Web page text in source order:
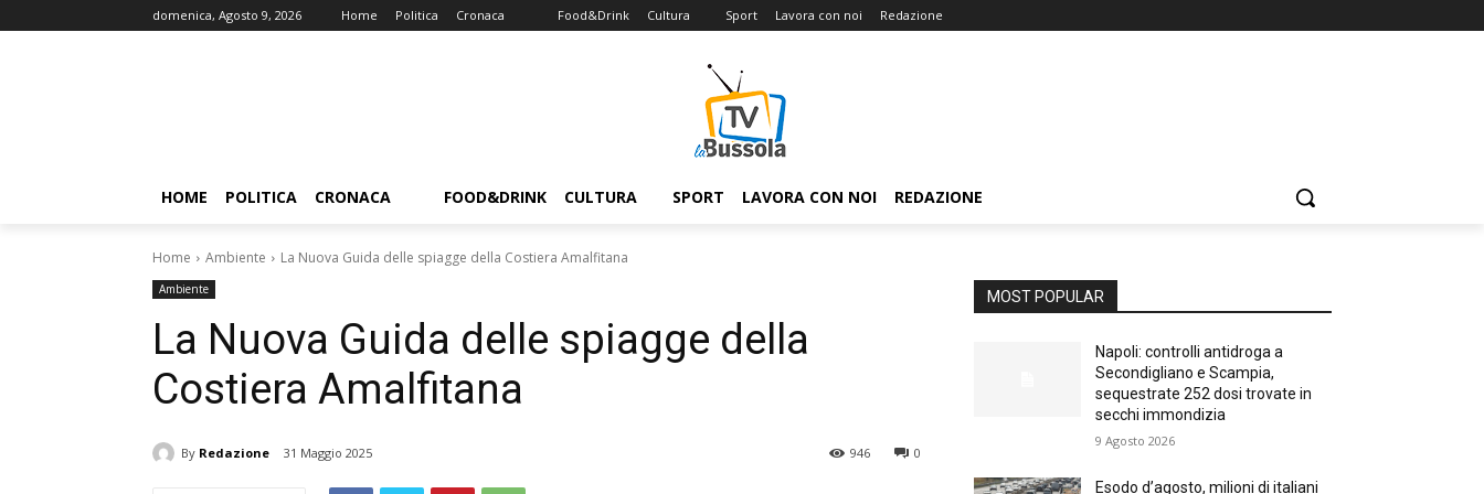
domenica, Agosto 9, 2026 Home Politica Cronaca Food&Drink Cultura Sport Lavora con noi Redazione
HOME POLITICA CRONACA FOOD&DRINK CULTURA SPORT LAVORA CON NOI REDAZIONE
Home Ambiente La Nuova Guida delle spiagge della Costiera Amalfitana
Ambiente
La Nuova Guida delle spiagge della
Costiera Amalfitana
By Redazione 31 Maggio 2025 0
946
MOST POPULAR
Napoli: controlli antidroga a
Secondigliano e Scampia,
sequestrate 252 dosi trovate in
secchi immondizia
9 Agosto 2026
Esodo d’agosto, milioni di italiani